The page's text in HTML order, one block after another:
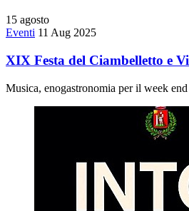
15 agosto
Eventi 11 Aug 2025
XIX Festa del Ciambelletto e
Musica, enogastronomia per il week